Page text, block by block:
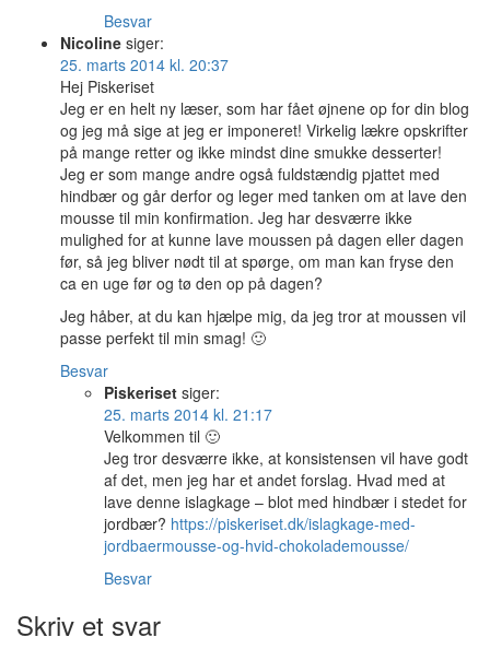
Besvar
Nicoline siger:
25. marts 2014 kl. 20:37
Hej Piskeriset
Jeg er en helt ny læser, som har fået øjnene op for din blog
og jeg må sige at jeg er imponeret! Virkelig lækre opskrifter
på mange retter og ikke mindst dine smukke desserter!
Jeg er som mange andre også fuldstændig pjattet med
hindbær og går derfor og leger med tanken om at lave den
mousse til min konfirmation. Jeg har desværre ikke
mulighed for at kunne lave moussen på dagen eller dagen
før, så jeg bliver nødt til at spørge, om man kan fryse den
ca en uge før og tø den op på dagen?
Jeg håber, at du kan hjælpe mig, da jeg tror at moussen vil
passe perfekt til min smag! 🙂
Besvar
Piskeriset siger:
25. marts 2014 kl. 21:17
Velkommen til 🙂
Jeg tror desværre ikke, at konsistensen vil have godt
af det, men jeg har et andet forslag. Hvad med at
lave denne islagkage – blot med hindbær i stedet for
jordbær? https://piskeriset.dk/islagkage-med-
jordbaermousse-og-hvid-chokolademousse/
Besvar
Skriv et svar